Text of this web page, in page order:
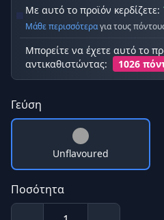
Με αυτό το προϊόν κερδίζετε:
Μάθε περισσότεραγια τους
Μπορείτε να έχετε αυτό το
αντικαθιστώντας:
1026
Γεύση
Unflavoured
Ποσότητα